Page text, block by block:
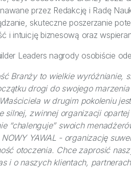
przez Redakcję i Radę
skuteczne poszerzanie
i intuicję biznesową oraz
Leaders nagrody osobiście
Branży to wielkie wyróżnianie,
drogi do swojego
w drugim pokoleniu
silnej, zwinnej organizacji
“chalenguje” swoich
YAWAL - organizację
otoczenia. Chce zaprosić
i o naszych klientach,